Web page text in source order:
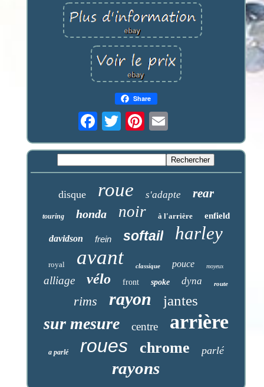
Share
disque roue s'adapte rear
touring honda noir à l'arrière enfield
davidson frein softail harley
royal avant classique pouce moyeux
alliage vélo front spoke dyna route
rims rayon jantes
sur mesure centre arrière
a parlé roues chrome parlé
rayons